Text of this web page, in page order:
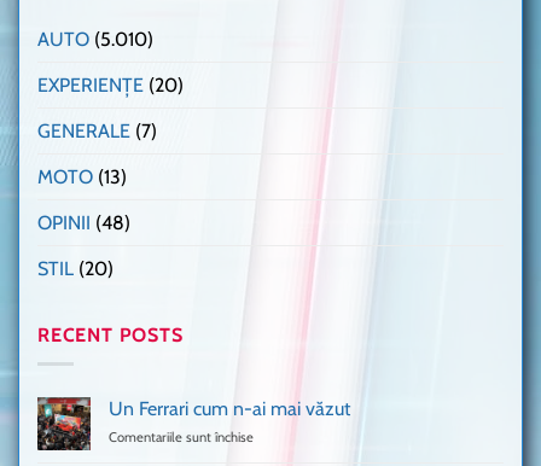
AUTO (5.010)
EXPERIENȚE (20)
GENERALE (7)
MOTO (13)
OPINII (48)
STIL (20)
RECENT POSTS
Un Ferrari cum n-ai mai văzut
Comentariile sunt închise